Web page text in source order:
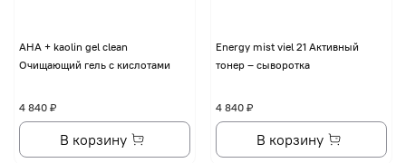
AHA + kaolin gel clean
Очищающий гель с кислотами
4 840 ₽
В корзину
Energy mist viel 21 Активный
тонер – сыворотка
4 840 ₽
В корзину